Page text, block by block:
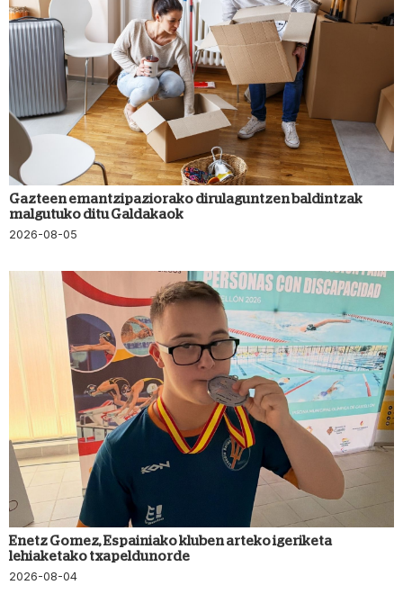
Gazteen emantzipaziorako dirulaguntzen baldintzak
malgutuko ditu Galdakaok
2026-08-05
Enetz Gomez, Espainiako kluben arteko igeriketa
lehiaketako txapeldunorde
2026-08-04